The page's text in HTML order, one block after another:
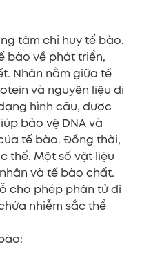
tâm chỉ huy tế bào.
bào về phát triển,
Nhân nằm giữa tế
và nguyên liệu di
hình cầu, được
bảo vệ DNA và
tế bào. Đồng thời,
thể. Một số vật liệu
và tế bào chất.
cho phép phân tử đi
nhiễm sắc thể